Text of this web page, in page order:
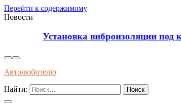
Перейти к содержимому
Новости
Установка виброизоляции под капот
Автолюбителю
Найти: